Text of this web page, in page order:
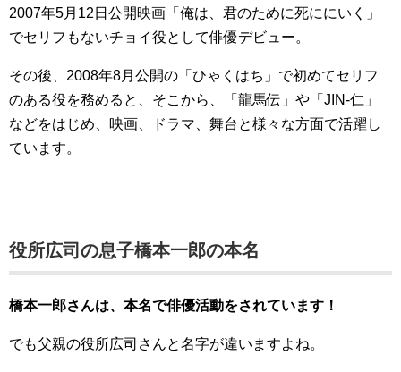
2007年5月12日公開映画「俺は、君のために死ににいく」
でセリフもないチョイ役として俳優デビュー。
その後、2008年8月公開の「ひゃくはち」で初めてセリフ
のある役を務めると、そこから、「龍馬伝」や「JIN-仁」
などをはじめ、映画、ドラマ、舞台と様々な方面で活躍し
ています。
役所広司の息子橋本一郎の本名
橋本一郎さんは、本名で俳優活動をされています！
でも父親の役所広司さんと名字が違いますよね。